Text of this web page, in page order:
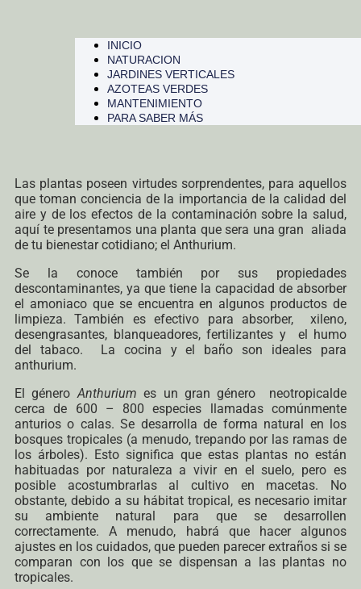
INICIO
NATURACION
JARDINES VERTICALES
AZOTEAS VERDES
MANTENIMIENTO
PARA SABER MÁS
Las plantas poseen virtudes sorprendentes, para aquellos
que toman conciencia de la importancia de la calidad del
aire y de los efectos de la contaminación sobre la salud,
aquí te presentamos una planta que sera una gran aliada
de tu bienestar cotidiano; el Anthurium.
Se la conoce también por sus propiedades
descontaminantes, ya que tiene la capacidad de absorber
el amoniaco que se encuentra en algunos productos de
limpieza. También es efectivo para absorber, xileno,
desengrasantes, blanqueadores, fertilizantes y el humo
del tabaco. La cocina y el baño son ideales para
anthurium.
El géneroAnthurium es un gran género neotropicalde
cerca de 600 – 800 especies llamadas comúnmente
anturios o calas. Se desarrolla de forma natural en los
bosques tropicales (a menudo, trepando por las ramas de
los árboles). Esto significa que estas plantas no están
habituadas por naturaleza a vivir en el suelo, pero es
posible acostumbrarlas al cultivo en macetas. No
obstante, debido a su hábitat tropical, es necesario imitar
su ambiente natural para que se desarrollen
correctamente. A menudo, habrá que hacer algunos
ajustes en los cuidados, que pueden parecer extraños si se
comparan con los que se dispensan a las plantas no
tropicales.